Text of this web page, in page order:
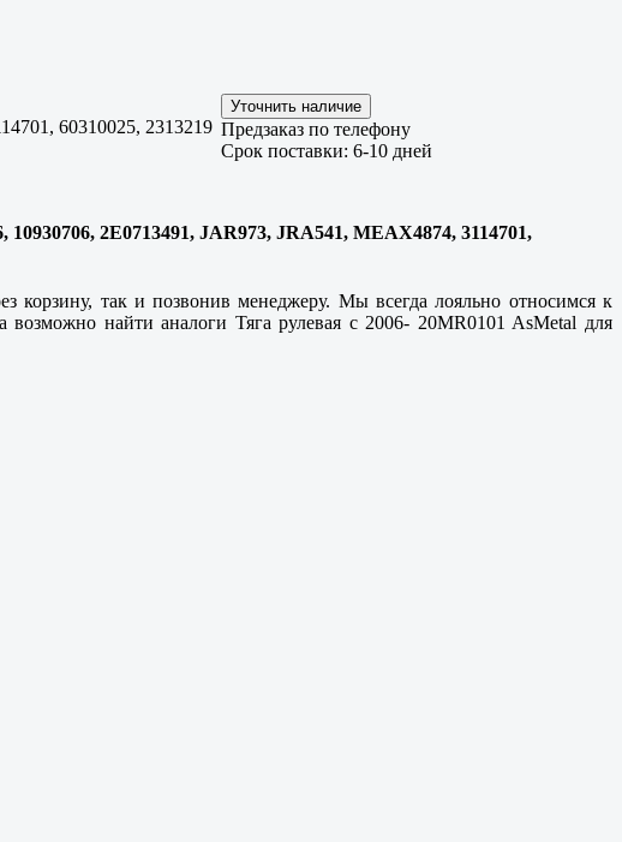
60310025, 2313219 Предзаказ по телефону
Срок поставки: 6-10 дней
2E0713491, JAR973, JRA541, MEAX4874, 3114701,
корзину, так и позвонив менеджеру. Мы всегда лояльно относимся к
найти аналоги Тяга рулевая с 2006- 20MR0101 AsMetal для